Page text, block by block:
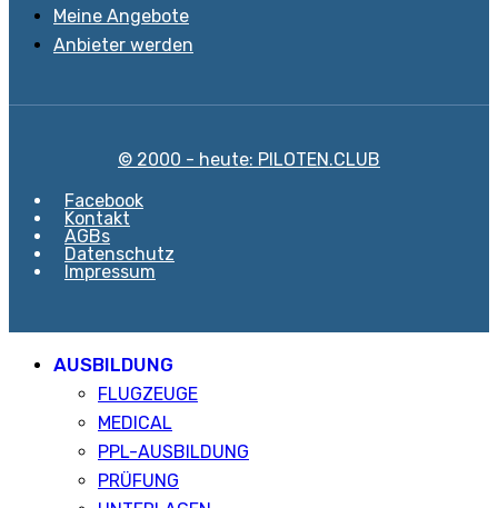
Meine Angebote
Anbieter werden
© 2000 - heute: PILOTEN.CLUB
Facebook
Kontakt
AGBs
Datenschutz
Impressum
AUSBILDUNG
FLUGZEUGE
MEDICAL
PPL-AUSBILDUNG
PRÜFUNG